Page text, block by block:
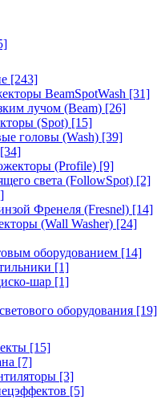
[243]
BeamSpotWash [31]
лучом (Beam) [26]
(Spot) [15]
головы (Wash) [39]
[34]
(Profile) [9]
света (FollowSpot) [2]
Френеля (Fresnel) [14]
(Wall Washer) [24]
оборудованием [14]
[1]
шар [1]
оборудования [19]
[15]
[7]
[3]
[5]